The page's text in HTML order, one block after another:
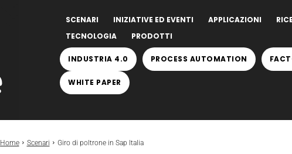
SCENARI INIZIATIVE ED EVENTI APPLICAZIONI
TECNOLOGIA
PRODOTTI
INDUSTRIA 4.0 PROCESS AUTOMATION
WHITE PAPER
Home Scenari Giro di poltrone in Sap Italia